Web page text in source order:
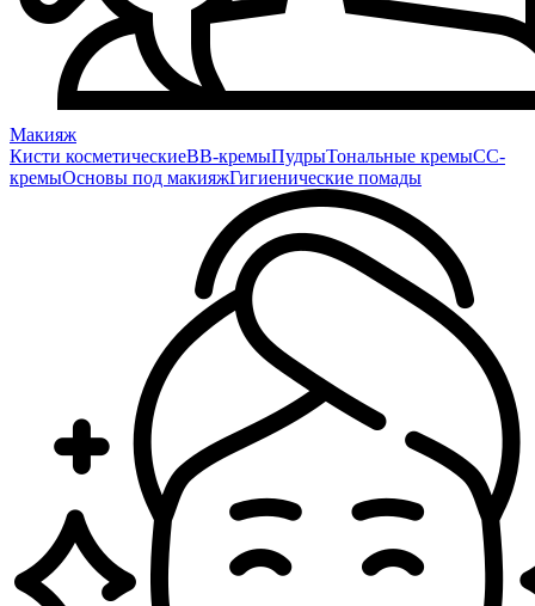
Макияж
Кисти косметическиеBB-кремыПудрыТональные кремыCC-
кремыОсновы под макияжГигиенические помады